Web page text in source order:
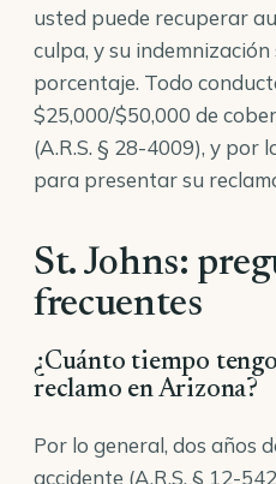
usted puede recuperar
culpa, y su indemnización
porcentaje. Todo
$25,000/$50,000 de
(A.R.S. § 28-4009), y por
para presentar su
St. Johns:
frecuentes
¿Cuánto tiempo
reclamo en Arizona?
Por lo general, dos años
accidente (A.R.S. § 12-